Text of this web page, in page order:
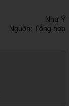
Như Ý
Nguồn: Tổng hợp